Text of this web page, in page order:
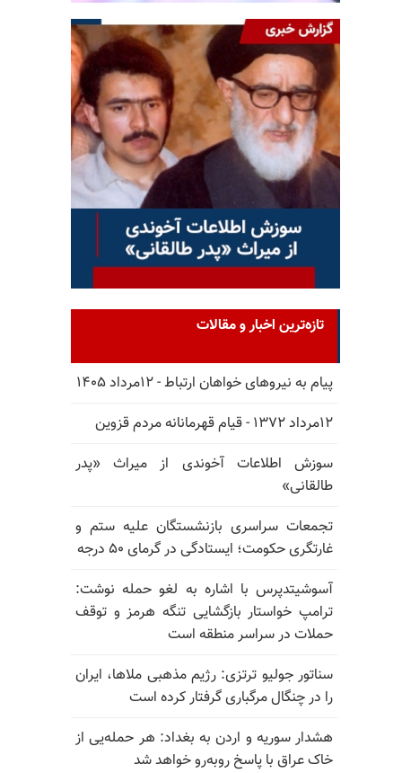
تازه‌ترین اخبار و مقالات
پیام به نیروهای خواهان ارتباط - ۱۲مرداد ۱۴۰۵
۱۲مرداد ۱۳۷۲ - قیام قهرمانانه مردم قزوین
سوزش اطلاعات آخوندی از میراث «پدر
طالقانی»
تجمعات سراسری بازنشستگان علیه ستم و
غارتگری حکومت؛ ایستادگی در گرمای ۵۰ درجه
آسوشیتدپرس با اشاره به لغو حمله نوشت:
ترامپ خواستار بازگشایی تنگه هرمز و توقف
حملات در سراسر منطقه است
سناتور جولیو ترتزی: رژیم مذهبی ملاها، ایران
را در چنگال مرگباری گرفتار کرده است
هشدار سوریه و اردن به بغداد: هر حمله‌یی از
خاک عراق با پاسخ روبه‌رو خواهد شد